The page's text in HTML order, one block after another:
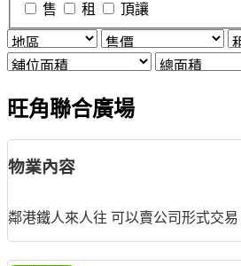
售 租 頂讓
旺角聯合廣場
物業內容
鄰港鐵人來人往 可以賣公司形式交易